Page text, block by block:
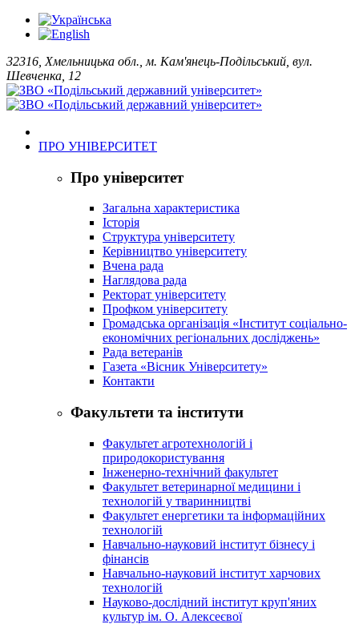
32316, Хмельницька обл., м. Кам'янець-Подільський, вул.
Шевченка, 12
ПРО УНІВЕРСИТЕТ
Про університет
Загальна характеристика
Історія
Структура університету
Керівництво університету
Вчена рада
Наглядова рада
Ректорат університету
Профком університету
Громадська організація «Інститут соціально-
економічних регіональних досліджень»
Рада ветеранів
Газета «Вісник Університету»
Контакти
Факультети та інститути
Факультет агротехнологій і
природокористування
Інженерно-технічний факультет
Факультет ветеринарної медицини і
технологій у тваринництві
Факультет енергетики та інформаційних
технологій
Навчально-науковий інститут бізнесу і
фінансів
Навчально-науковий інститут харчових
технологій
Науково-дослідний інститут круп'яних
культур ім. О. Алексеєвої